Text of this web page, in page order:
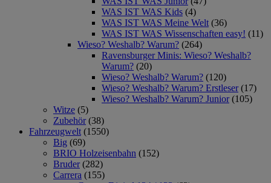
WAS IST WAS Kids (4)
WAS IST WAS Meine Welt (36)
WAS IST WAS Wissenschaften easy! (11)
Wieso? Weshalb? Warum? (264)
Ravensburger Minis: Wieso? Weshalb?
Warum? (20)
Wieso? Weshalb? Warum? (120)
Wieso? Weshalb? Warum? Erstleser (17)
Wieso? Weshalb? Warum? Junior (105)
Witze (5)
Zubehör (38)
Fahrzeugwelt (1550)
Big (69)
BRIO Holzeisenbahn (152)
Bruder (282)
Carrera (155)